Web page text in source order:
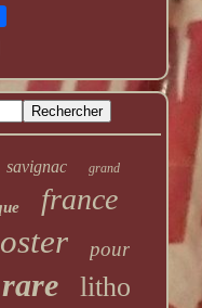
savignac grand
france
pour
rare litho